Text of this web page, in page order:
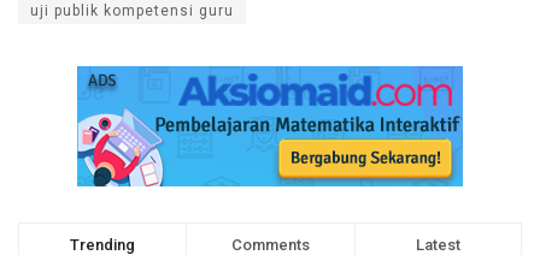
uji publik kompetensi guru
Trending Comments Latest